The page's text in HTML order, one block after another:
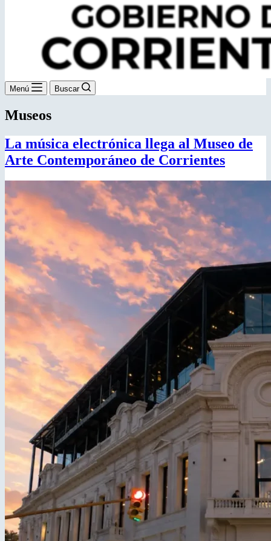
Menú Buscar
Museos
La música electrónica llega al Museo de
Arte Contemporáneo de Corrientes